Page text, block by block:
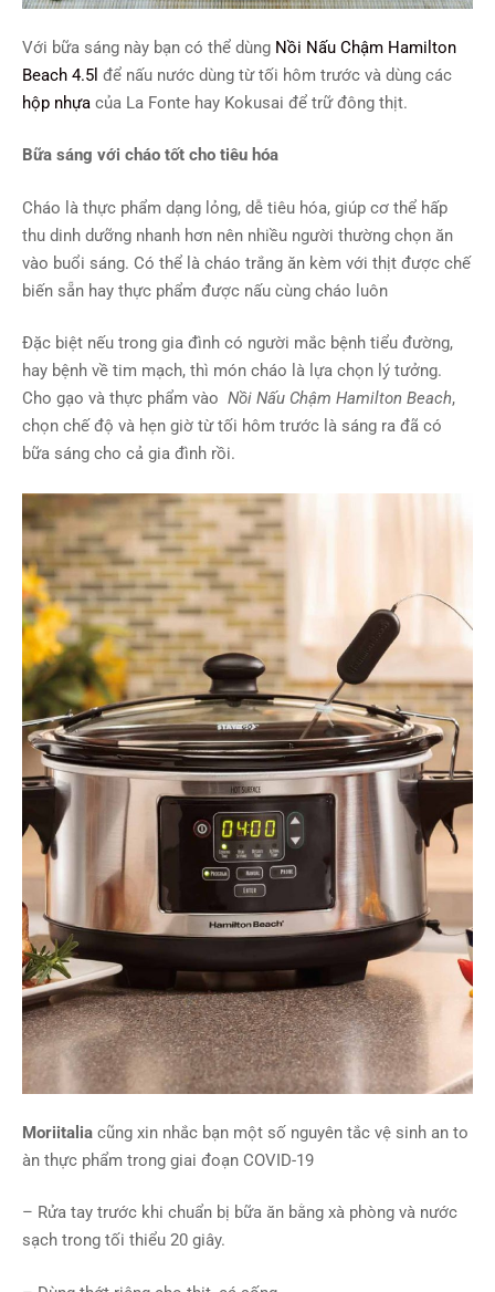
Với bữa sáng này bạn có thể dùng Nồi Nấu Chậm Hamilton
Beach 4.5l để nấu nước dùng từ tối hôm trước và dùng các
hộp nhựa của La Fonte hay Kokusai để trữ đông thịt.
Bữa sáng với cháo tốt cho tiêu hóa
Cháo là thực phẩm dạng lỏng, dễ tiêu hóa, giúp cơ thể hấp
thu dinh dưỡng nhanh hơn nên nhiều người thường chọn ăn
vào buổi sáng. Có thể là cháo trắng ăn kèm với thịt được chế
biến sẵn hay thực phẩm được nấu cùng cháo luôn
Đặc biệt nếu trong gia đình có người mắc bệnh tiểu đường,
hay bệnh về tim mạch, thì món cháo là lựa chọn lý tưởng.
Cho gạo và thực phẩm vào Nồi Nấu Chậm Hamilton Beach,
chọn chế độ và hẹn giờ từ tối hôm trước là sáng ra đã có
bữa sáng cho cả gia đình rồi.
Moriitalia cũng xin nhắc bạn một số nguyên tắc vệ sinh an to
àn thực phẩm trong giai đoạn COVID-19
– Rửa tay trước khi chuẩn bị bữa ăn bằng xà phòng và nước
sạch trong tối thiểu 20 giây.